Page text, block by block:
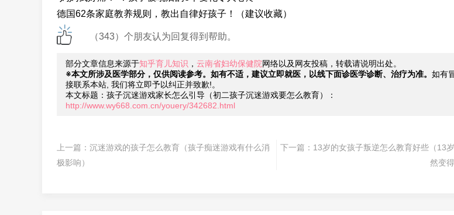
德国62条家庭教养规则，教出自律好孩子！（建议收藏）
（343）个朋友认为回复得到帮助。
部分文章信息来源于知乎育儿知识 ， 云南省妇幼保健院网络以及网友投稿，转载请说明出处。
※本文所涉及医学部分，仅供阅读参考。如有不适，建议立即就医，以线下面诊医学诊断、治疗为准。 如有
接联系本站, 我们将立即予以纠正并致歉!。
本文标题：孩子沉迷游戏家长怎么引导（初二孩子沉迷游戏要怎么教育）：
http://www.wy668.com.cn/youery/342682.html
上一篇： 沉迷游戏的孩子怎么教育（孩子痴迷游戏有什么消
极影响）
下一篇： 13岁的女孩子叛逆怎么教育好些（13
然变